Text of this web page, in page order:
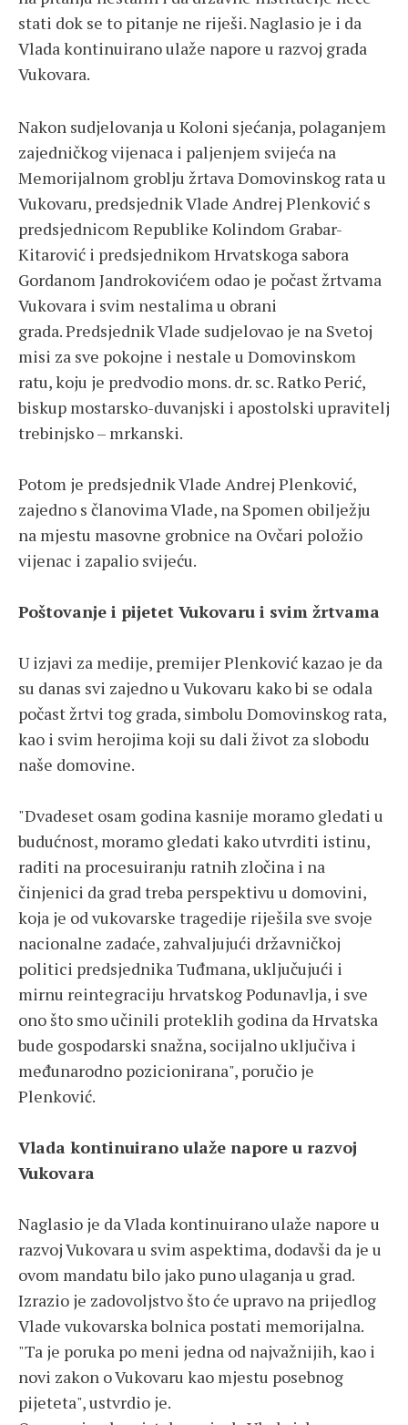
stati dok se to pitanje ne riješi. Naglasio je i da
Vlada kontinuirano ulaže napore u razvoj grada
Vukovara.
Nakon sudjelovanja u Koloni sjećanja, polaganjem
zajedničkog vijenaca i paljenjem svijeća na
Memorijalnom groblju žrtava Domovinskog rata u
Vukovaru, predsjednik Vlade Andrej Plenković s
predsjednicom Republike Kolindom Grabar-
Kitarović i predsjednikom Hrvatskoga sabora
Gordanom Jandrokovićem odao je počast žrtvama
Vukovara i svim nestalima u obrani
grada. Predsjednik Vlade sudjelovao je na Svetoj
misi za sve pokojne i nestale u Domovinskom
ratu, koju je predvodio mons. dr. sc. Ratko Perić,
biskup mostarsko-duvanjski i apostolski upravitelj
trebinjsko – mrkanski.
Potom je predsjednik Vlade Andrej Plenković,
zajedno s članovima Vlade, na Spomen obilježju
na mjestu masovne grobnice na Ovčari položio
vijenac i zapalio svijeću.
Poštovanje i pijetet Vukovaru i svim žrtvama
U izjavi za medije, premijer Plenković kazao je da
su danas svi zajedno u Vukovaru kako bi se odala
počast žrtvi tog grada, simbolu Domovinskog rata,
kao i svim herojima koji su dali život za slobodu
naše domovine.
"Dvadeset osam godina kasnije moramo gledati u
budućnost, moramo gledati kako utvrditi istinu,
raditi na procesuiranju ratnih zločina i na
činjenici da grad treba perspektivu u domovini,
koja je od vukovarske tragedije riješila sve svoje
nacionalne zadaće, zahvaljujući državničkoj
politici predsjednika Tuđmana, uključujući i
mirnu reintegraciju hrvatskog Podunavlja, i sve
ono što smo učinili proteklih godina da Hrvatska
bude gospodarski snažna, socijalno uključiva i
međunarodno pozicionirana", poručio je
Plenković.
Vlada kontinuirano ulaže napore u razvoj
Vukovara
Naglasio je da Vlada kontinuirano ulaže napore u
razvoj Vukovara u svim aspektima, dodavši da je u
ovom mandatu bilo jako puno ulaganja u grad.
Izrazio je zadovoljstvo što će upravo na prijedlog
Vlade vukovarska bolnica postati memorijalna.
"Ta je poruka po meni jedna od najvažnijih, kao i
novi zakon o Vukovaru kao mjestu posebnog
pijeteta", ustvrdio je.